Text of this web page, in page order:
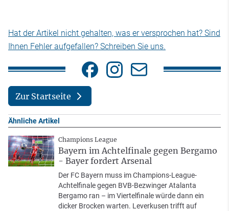
Hat der Artikel nicht gehalten, was er versprochen hat? Sind
Ihnen Fehler aufgefallen? Schreiben Sie uns.
Zur Startseite
Ähnliche Artikel
Champions League
Bayern im Achtelfinale gegen Bergamo
- Bayer fordert Arsenal
Der FC Bayern muss im Champions-League-
Achtelfinale gegen BVB-Bezwinger Atalanta
Bergamo ran – im Viertelfinale würde dann ein
dicker Brocken warten. Leverkusen trifft auf